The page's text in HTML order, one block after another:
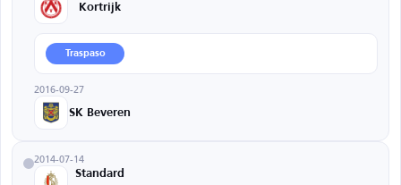
Kortrijk
Traspaso
2016-09-27
SK Beveren
2014-07-14
Standard